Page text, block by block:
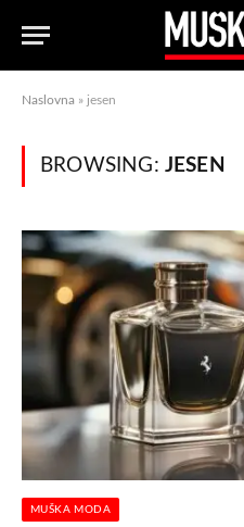
Naslovna » jesen
BROWSING: JESEN
MUŠKA MODA